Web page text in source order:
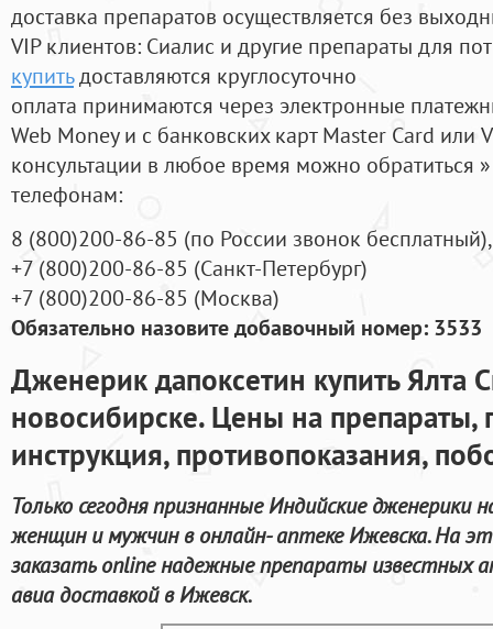
доставка препаратов осуществляется без
VIP клиентов: Сиалис и другие препараты для
купитьдоставляются круглосуточно
оплата принимаются через электронные
Web Money и с банковских карт Master Card или
консультации в любое время можно обратиться
телефонам:
8 (800)200-86-85 (по России звонок бесплатный),
+7 (800)200-86-85 (Санкт-Петербург)
+7 (800)200-86-85 (Москва)
Обязательно назовите добавочный номер: 3533
Дженерик дапоксетин купить Ялта
новосибирске. Цены на препараты,
инструкция, противопоказания,
Только сегодня признанные Индийские дженерики
женщин и мужчин в онлайн- аптеке Ижевска. На
заказать online надежные препараты известных
авиа доставкой в Ижевск.